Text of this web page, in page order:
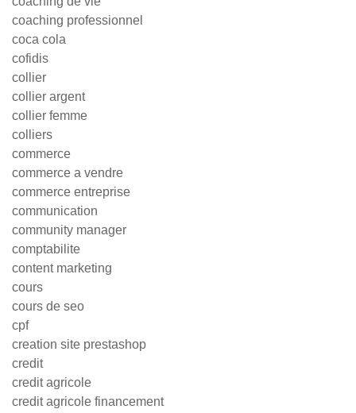
coaching professionnel
coca cola
cofidis
collier
collier argent
collier femme
colliers
commerce
commerce a vendre
commerce entreprise
communication
community manager
comptabilite
content marketing
cours
cours de seo
cpf
creation site prestashop
credit
credit agricole
credit agricole financement